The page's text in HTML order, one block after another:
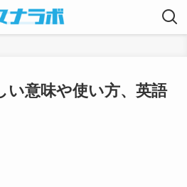
い意味や使い方、英語